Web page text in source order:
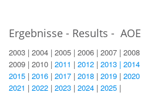
Ergebnisse - Results -
2003 | 2004 | 2005 | 2006 | 2007 |
2009 | 2010 | 2011 | 2012 | 2013 | 2014
2015 | 2016 | 2017 | 2018 | 2019 | 2020
2021 | 2022 | 2023 | 2024 | 2025 |